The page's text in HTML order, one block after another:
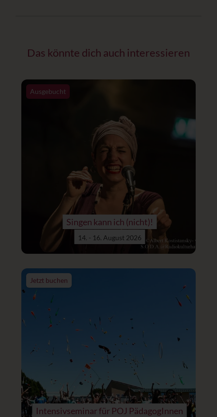
Das könnte dich auch interessieren
Ausgebucht
Singen kann ich (nicht)!
14. - 16. August 2026
Jetzt buchen
Intensivseminar für POJ PädagogInnen